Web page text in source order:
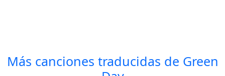
Más canciones traducidas de Green